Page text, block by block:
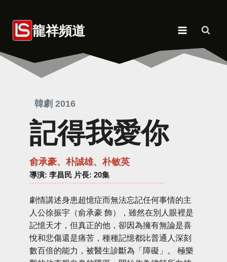
content 龍祥頻道
韓劇 2016
記得我愛你
俞承豪、朴誠雄、朴敏英
導演: 李昌民 片長: 20集
劇情講述身患超憶症而無法忘記任何事情的主
人公徐振宇（俞承豪 飾），雖然在別人眼裡是
記憶天才，但真正的他，卻因為擁有無論是喜
悅和悲傷還是痛苦，種種記憶都比普通人深刻
數百倍的能力，被醫生診斷為「障礙」。 極樂